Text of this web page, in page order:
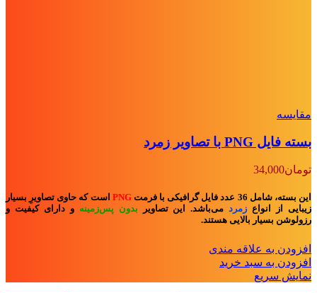
مقايسه
بسته فایل PNG با تصاویر زمرد
تومان34,000
این بسته، شامل 36 عدد فایل گرافیکی با فرمت PNG است که حاوی تصاویرِ بسیار
زیبایی از انواع زمرد می‌باشد. این تصاویر بدون پس‌زمینه ودارای کیفیت و
رزولوشن بسیار بالایی هستند.
افزودن به علاقه مندی
افزودن به سبد خرید
نمایش سریع